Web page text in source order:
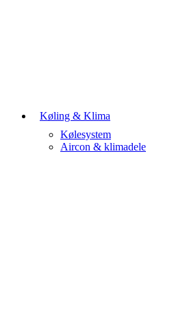
Køling & Klima
Kølesystem
Aircon & klimadele